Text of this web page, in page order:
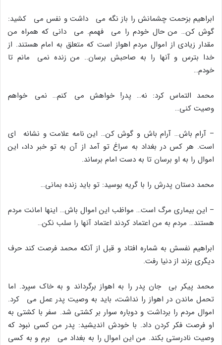
ابراهیم بزحمت چشمانش را باز نگه مى داشت و نفس مى کشید:
گوش کن… من حال خودم را مى فهمم. مى دانى که همراه من
مقدار زیادى از اموال مردم اهواز است که متعلق به امام هستند. از
خدا بترس و آنها را به صاحبش برسان.. من زنده نمى مانم تا
خودم…
محمد التماس کرد: نه… پدر! خواهش مى کنم… نمى خواهم
وصیت کنى…
– آرام باش… آرام باش و گوش کن… این نامه علامت و نشانه اى
است. هر کس در بغداد به سراغ تو آمد از آن به تو خبر داد، این
اموال را به او برسان تا به دست امام برساند.
محمد دستان پدرش را با گریه بوسید: تو باید زنده بمانى…
– این بیمارى مرگ است… مواظب این اموال باش… اینها امانت مردم
هستند… مردم به من اعتماد کردند اعتماد آنها را سلب نکن…
ابراهیم نفسش به شماره افتاد و قبل از آنکه محمد فرصت کند حرف
دیگرى بزند از دنیا رفت.
محمد پیکر بى جان پدر را به اهواز برگرداند و به خاک سپرد. اما
تحمل ماندن در اهواز را نداشت، باید به وصیت پدر عمل مى کرد.
اموال مردم را برداشت و دوباره سوار بر کشتى شد. سفر با کشتى به
او فرصت فکر کردن داد. با خودش اندیشید: پدر من کسى نبود که
وصیت نادرستى بکند. من این اموال را به بغداد مى برم و به کسى